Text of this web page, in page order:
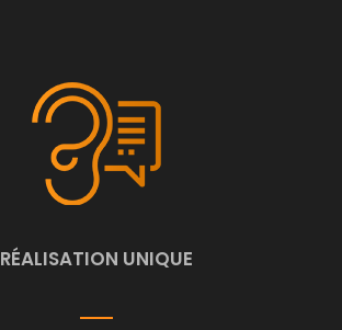
RÉALISATION UNIQUE